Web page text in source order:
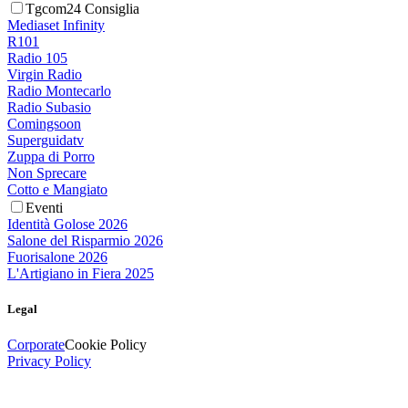
Tgcom24 Consiglia
Mediaset Infinity
R101
Radio 105
Virgin Radio
Radio Montecarlo
Radio Subasio
Comingsoon
Superguidatv
Zuppa di Porro
Non Sprecare
Cotto e Mangiato
Eventi
Identità Golose 2026
Salone del Risparmio 2026
Fuorisalone 2026
L'Artigiano in Fiera 2025
Legal
CorporateCookie Policy
Privacy Policy